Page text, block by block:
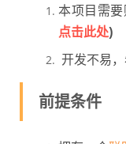
本项目需要
点击此处)
开发不易
前提条件